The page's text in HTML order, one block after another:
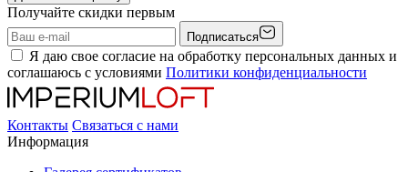
Получайте скидки первым
Подписаться
Я даю свое согласие на обработку персональных данных и
соглашаюсь с условиями Политики конфиденциальности
Контакты Связаться с нами
Информация